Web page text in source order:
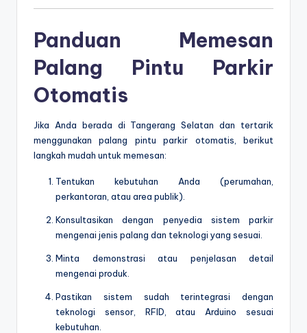
Panduan Memesan
Palang Pintu Parkir
Otomatis
Jika Anda berada di Tangerang Selatan dan tertarik
menggunakan palang pintu parkir otomatis, berikut
langkah mudah untuk memesan:
Tentukan kebutuhan Anda (perumahan,
perkantoran, atau area publik).
Konsultasikan dengan penyedia sistem parkir
mengenai jenis palang dan teknologi yang sesuai.
Minta demonstrasi atau penjelasan detail
mengenai produk.
Pastikan sistem sudah terintegrasi dengan
teknologi sensor, RFID, atau Arduino sesuai
kebutuhan.